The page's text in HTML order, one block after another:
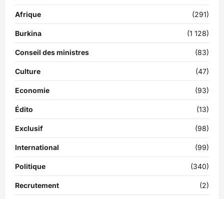
Afrique (291)
Burkina (1 128)
Conseil des ministres (83)
Culture (47)
Economie (93)
Édito (13)
Exclusif (98)
International (99)
Politique (340)
Recrutement (2)